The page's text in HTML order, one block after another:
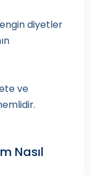
diyetler
ve
Nasıl